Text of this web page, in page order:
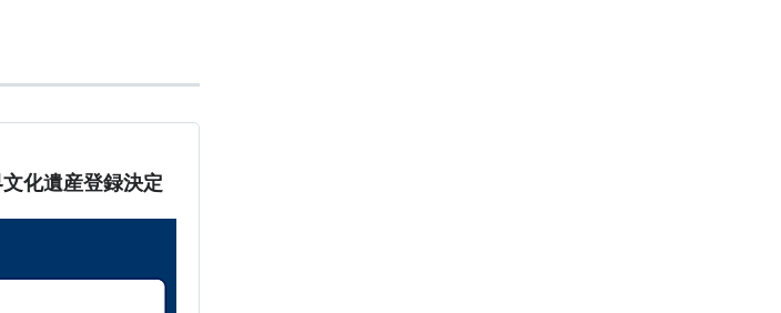
盟する国際連合の
かけとなったの
に平和のとりで
化遺産登録決定